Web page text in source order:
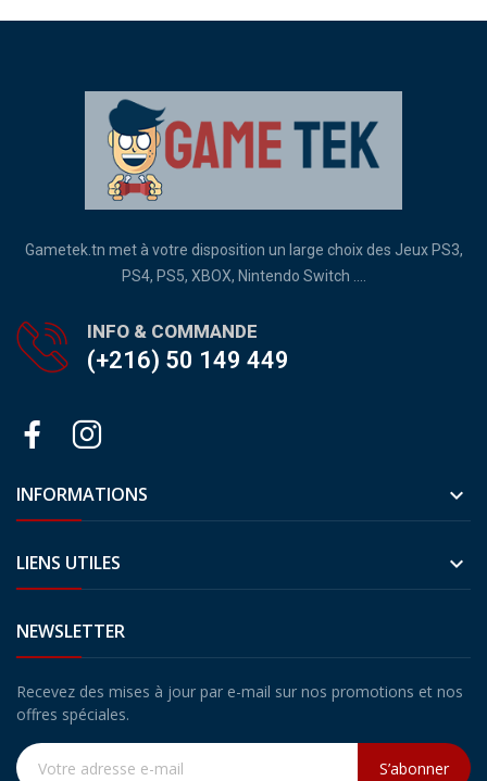
Gametek.tn met à votre disposition un large choix des Jeux PS3,
PS4, PS5, XBOX, Nintendo Switch ....
INFO & COMMANDE
(+216) 50 149 449
INFORMATIONS 
LIENS UTILES 
NEWSLETTER
Recevez des mises à jour par e-mail sur nos promotions et nos
offres spéciales.
S’abonner